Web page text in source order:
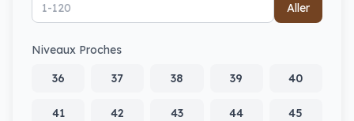
Aller
Niveaux Proches
36
37 38 39 40
41 42 43 44 45